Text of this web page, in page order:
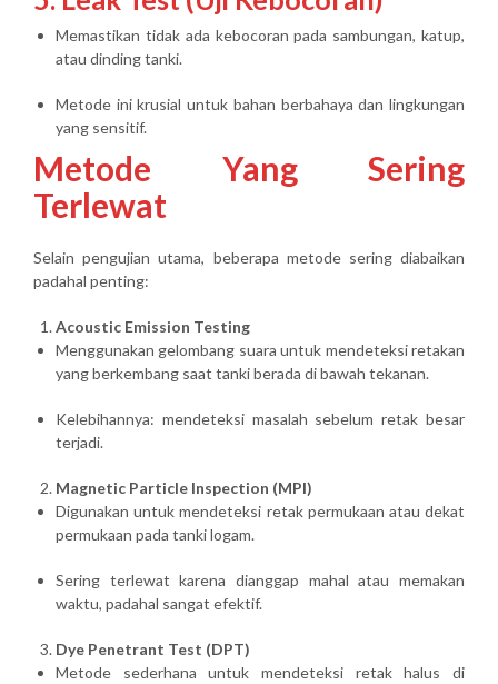
Memastikan tidak ada kebocoran pada sambungan, katup,
atau dinding tanki.
Metode ini krusial untuk bahan berbahaya dan lingkungan
yang sensitif.
Metode Yang Sering
Terlewat
Selain pengujian utama, beberapa metode sering diabaikan
padahal penting:
Acoustic Emission Testing
Menggunakan gelombang suara untuk mendeteksi retakan
yang berkembang saat tanki berada di bawah tekanan.
Kelebihannya: mendeteksi masalah sebelum retak besar
terjadi.
Magnetic Particle Inspection (MPI)
Digunakan untuk mendeteksi retak permukaan atau dekat
permukaan pada tanki logam.
Sering terlewat karena dianggap mahal atau memakan
waktu, padahal sangat efektif.
Dye Penetrant Test (DPT)
Metode sederhana untuk mendeteksi retak halus di